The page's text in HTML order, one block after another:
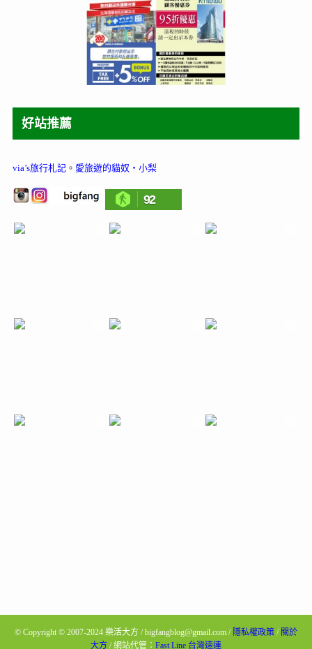
好站推薦
via’s旅行札記。 愛旅遊的貓奴‧小梨
92
© Copyright © 2007-2024 樂活大方 / bigfangblog@gmail.com / 隱私權政策 / 關於
大方 / 網站代管： Fast Line 台灣速連